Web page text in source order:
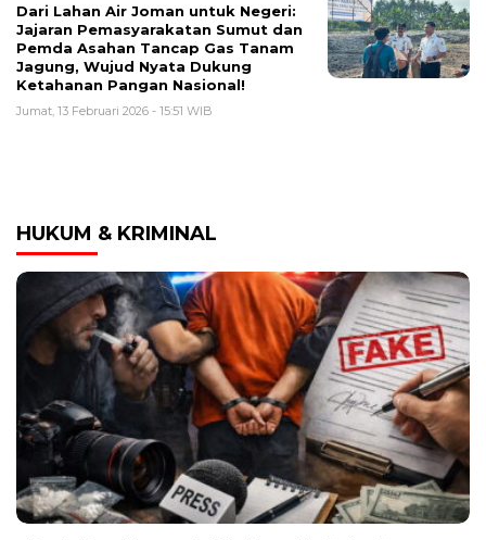
Dari Lahan Air Joman untuk Negeri:
Jajaran Pemasyarakatan Sumut dan
Pemda Asahan Tancap Gas Tanam
Jagung, Wujud Nyata Dukung
Ketahanan Pangan Nasional!
Jumat, 13 Februari 2026 - 15:51 WIB
HUKUM & KRIMINAL